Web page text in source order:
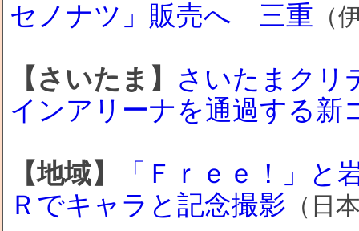
セノナツ」販売へ 三重 （
【さいたま】
さいたまク
インアリーナを通過する新
【地域】
「Ｆｒｅｅ！」
Ｒでキャラと記念撮影 （日